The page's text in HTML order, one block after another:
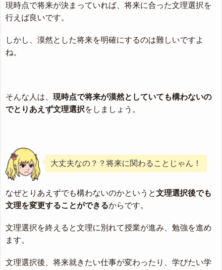
現時点で将来が決まっていれば、将来に合った文理選択を
行えば良いです。
しかし、漠然とした将来を明確にするのは難しいですよ
ね。
そんな人は、 現時点で将来が漠然としていても構わないの
でとりあえず文理選択をしましょう。
大丈夫なの？？将来に関わることじゃん！
なぜとりあえずでも構わないのかというと文理選択後でも
文理を変更することができるからです。
文理選択を終えると文理に別れて授業が進み、勉強を進め
ます。
文理選択後、将来就きたい仕事が変わったり、学びたい学